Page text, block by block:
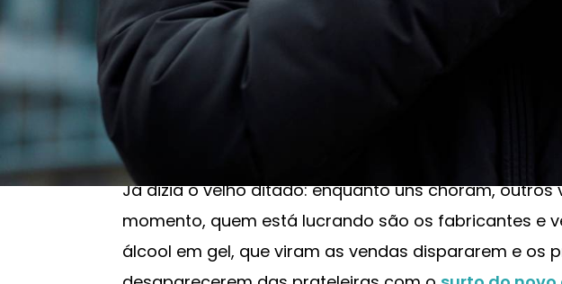
Coronavírus: como as crises
incentivar a inovação?
Já dizia o velho ditado: enquanto uns choram, outros
momento, quem está lucrando são os fabricantes e
álcool em gel, que viram as vendas dispararem e os